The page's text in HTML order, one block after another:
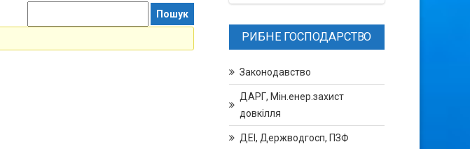
РИБНЕ ГОСПОДАРСТВО
Законодавство
ДАРГ, Мін.енер.захист
довкілля
ДЕІ, Держводгосп, ПЗФ